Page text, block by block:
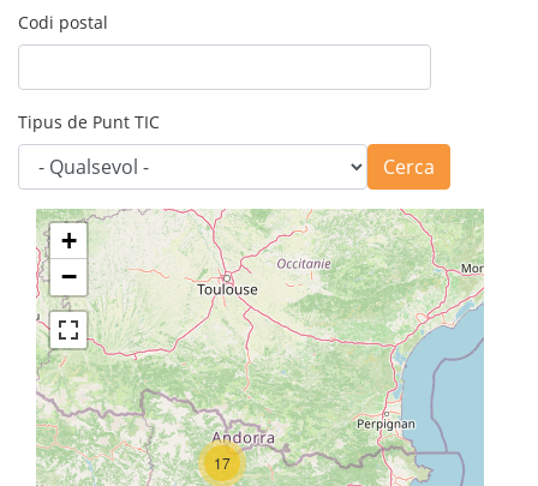
Codi postal
Tipus de Punt TIC
Cerca
17
+
−